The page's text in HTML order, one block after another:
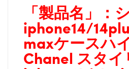
「製品名」：
iphone14/
maxケースハ
Chanel スタ